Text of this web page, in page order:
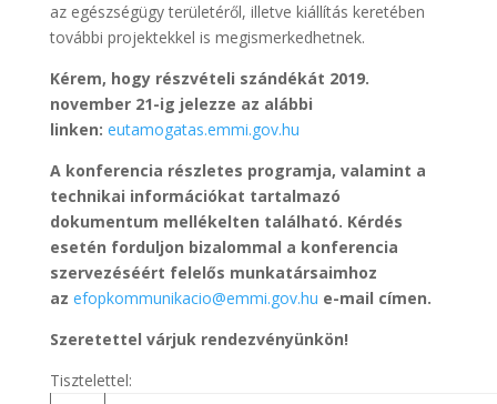
az egészségügy területéről, illetve kiállítás keretében
további projektekkel is megismerkedhetnek.
Kérem, hogy részvételi szándékát 2019.
november 21-ig jelezze az alábbi
linken: eutamogatas.emmi.gov.hu
A konferencia részletes programja, valamint a
technikai információkat tartalmazó
dokumentum mellékelten található. Kérdés
esetén forduljon bizalommal a konferencia
szervezéséért felelős munkatársaimhoz
az efopkommunikacio@emmi.gov.hu e-mail címen.
Szeretettel várjuk rendezvényünkön!
Tisztelettel: